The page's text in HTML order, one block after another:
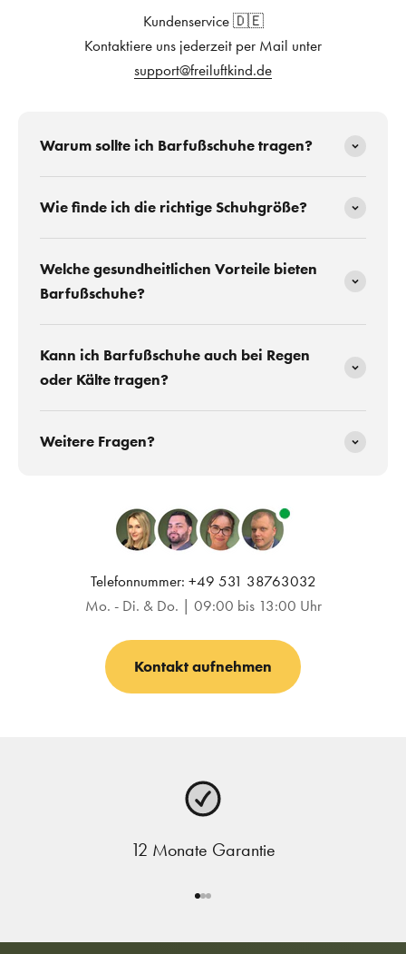
Kundenservice 🇩🇪
Kontaktiere uns jederzeit per Mail unter
support@freiluftkind.de
Warum sollte ich Barfußschuhe tragen?
Wie finde ich die richtige Schuhgröße?
Welche gesundheitlichen Vorteile bieten
Barfußschuhe?
Kann ich Barfußschuhe auch bei Regen
oder Kälte tragen?
Weitere Fragen?
Telefonnummer: +49 531 38763032
Mo. - Di. & Do. | 09:00 bis 13:00 Uhr
Kontakt aufnehmen
12 Monate Garantie